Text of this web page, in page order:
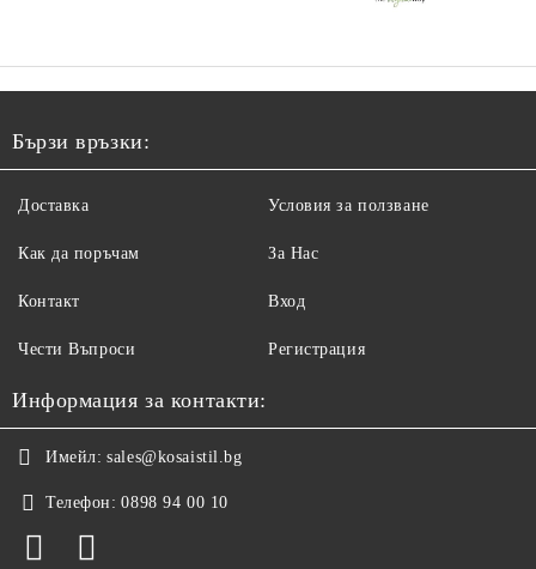
Бързи връзки:
Доставка
Как да поръчам
Контакт
Чести Въпроси
Условия за ползване
За Нас
Вход
Регистрация
Информация за контакти:
Имейл: sales@kosaistil.bg
Телефон: 0898 94 00 10